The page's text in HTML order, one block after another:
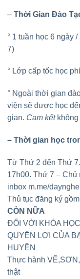
– Thời Gian Đào
° 1 tuần học 6 ngày
7)
° Lớp cấp tốc học
° Ngoài thời gian
viện sẽ được học
gian. Cam kết
– Thời gian học
Từ Thứ 2 đến Thứ
17h00. Thứ 7 – Chủ
inbox m.me/
Thủ tục đăng ký
CÒN NỮA
ĐỐI VỚI KHÓA
QUYỀN LỢI CỦA
HUYỀN
Thực hành
thật